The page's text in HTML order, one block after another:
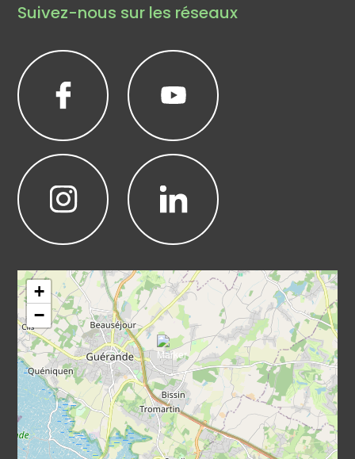
Suivez-nous sur les réseaux
+
−